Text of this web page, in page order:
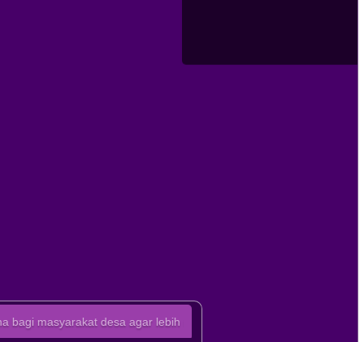
desa agar lebih mudah mengakses informasi terkini